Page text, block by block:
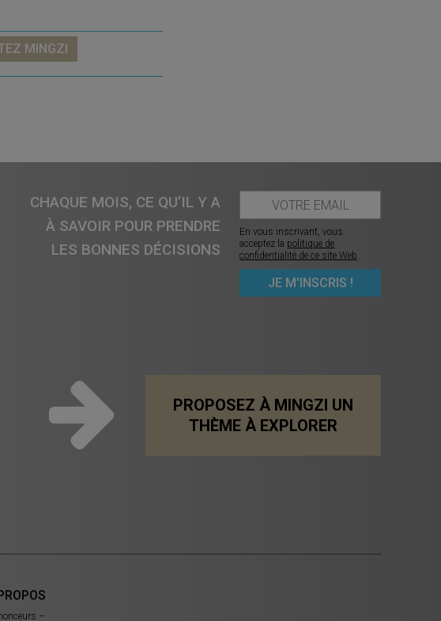
MINGZI
CHAQUE MOIS, CE QU’IL Y A
À SAVOIR POUR PRENDRE
LES BONNES DÉCISIONS
En vous inscrivant, vous
acceptez la politique de
confidentialité de ce site Web.
PROPOSEZ À MINGZI UN
THÈME À EXPLORER
–